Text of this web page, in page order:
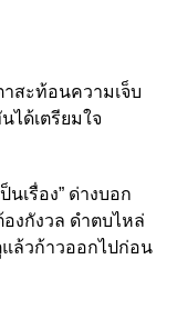
สะท้อนความเจ็บ
ได้เตรียมใจ
เรื่อง” ด่างบอก
งกังวล ดำตบไหล่
ล้วก้าวออกไปก่อน